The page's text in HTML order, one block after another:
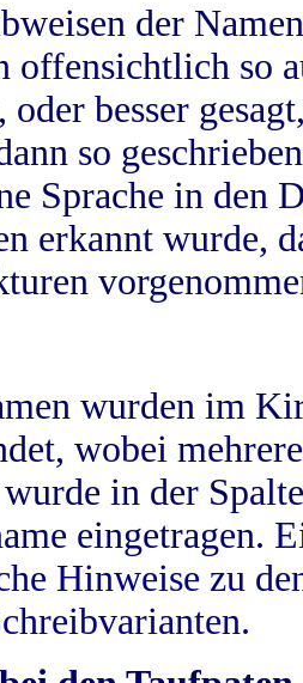
der
offensichtlich so
oder besser
so
Sprache in
erkannt wurde,
wurden im
wobei
in der
eingetragen.
Hinweise zu